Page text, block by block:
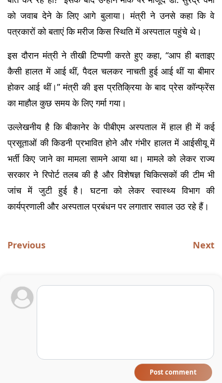
को जवाब देने के लिए आगे बुलाया। मंत्री ने उनसे कहा कि वे
पत्रकारों को बताएं कि मरीज किस स्थिति में अस्पताल पहुंचे थे।
इस दौरान मंत्री ने तीखी टिप्पणी करते हुए कहा, “आप ही बताइए
कैसी हालत में आई थीं, पैदल चलकर नाचती हुई आई थीं या बीमार
होकर आई थीं।” मंत्री की इस प्रतिक्रिया के बाद प्रेस कॉन्फ्रेंस
का माहौल कुछ समय के लिए गर्मा गया।
उल्लेखनीय है कि बीकानेर के पीबीएम अस्पताल में हाल ही में कई
प्रसूताओं की किडनी प्रभावित होने और गंभीर हालत में आईसीयू में
भर्ती किए जाने का मामला सामने आया था। मामले को लेकर राज्य
सरकार ने रिपोर्ट तलब की है और विशेषज्ञ चिकित्सकों की टीम भी
जांच में जुटी हुई है। घटना को लेकर स्वास्थ्य विभाग की
कार्यप्रणाली और अस्पताल प्रबंधन पर लगातार सवाल उठ रहे हैं।
Previous Next
Post comment